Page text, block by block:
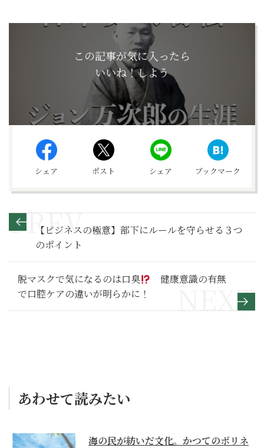
この記事が気に入ったら
いいね！しよう
シェア ポスト シェア ブックマーク
【ビジネスの極意】部下にルールを守らせる３つ
のポイント
脱マスクで気になるのは口臭
健康意識の有無
で口腔ケアの違いが明らかに！
あわせて読みたい
海の民が紡いだ文化。かつてのポリネ